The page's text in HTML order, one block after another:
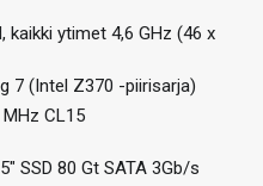
kaikki ytimet 4,6 GHz (46 x
7 (Intel Z370 -piirisarja)
CL15
SSD 80 Gt SATA 3Gb/s